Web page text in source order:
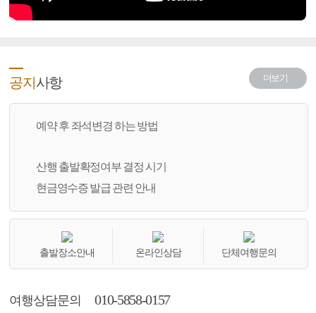
공지 사항 더보기
예약 후 좌석변경 하는 방법
산행 출발확정여부 결정 시기
현금영수증 발급 관련 안내
출발장소안내 온라인상담 단체여행문의
여행상담문의 010-5858-0157